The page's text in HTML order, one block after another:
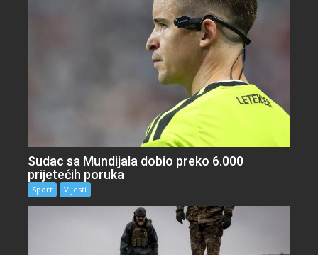
Sudac sa Mundijala dobio preko 6.000
prijetećih poruka
Sport Vijesti